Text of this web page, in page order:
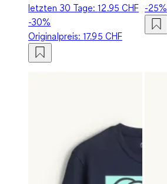
letzten 30 Tage:12.95 CHF
-30%
Originalpreis:17.95 CHF
-25%